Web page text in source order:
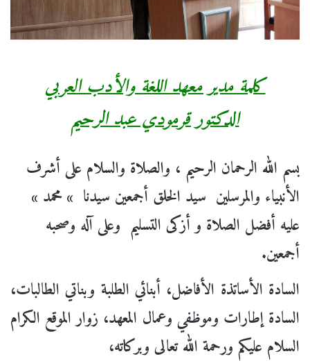
كلمة مدير معهد اللغة والأدب العربي
الدكتور قرمودي عبد الرحيم
بسم الله الرحمان الرحيم ، والصلاة والسلام على أشرف
الأنبياء والمرسلين سيد الخلق أجمعين سيدنا » محمد »
عليه أفضل الصلاة و أزكى التسليم وعلى آله وصحبه
أجمعين.
السادة الأساتذة الأفاضل، أبنائي الطلبة وبناتي الطالبات،
السادة إطارات وموظفي وعمال المعهد، زوار الموقع الكرام
السلام عليكم ورحمة الله تعالى وبركاته،